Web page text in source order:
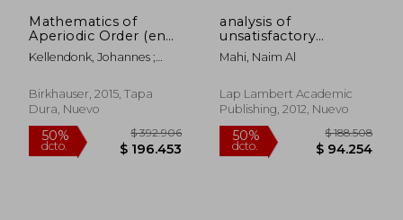
Mathematics of
Aperiodic Order (en
Inglés)
Kellendonk, Johannes ;
Jean
Birkhauser, 2015, Tapa
Dura, Nuevo
analysis of
unsatisfactory
academic
performance of the
Mahi, Naim Al
Lap Lambert Academic
Publishing, 2012, Nuevo